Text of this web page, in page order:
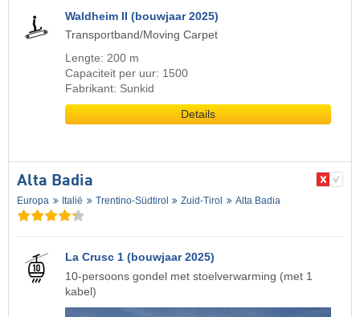
Waldheim II (bouwjaar 2025)
Transportband/Moving Carpet
Lengte: 200 m
Capaciteit per uur: 1500
Fabrikant: Sunkid
Details
Alta Badia
Europa Italië Trentino-Südtirol Zuid-Tirol Alta Badia
La Crusc 1 (bouwjaar 2025)
10-persoons gondel met stoelverwarming (met 1
kabel)